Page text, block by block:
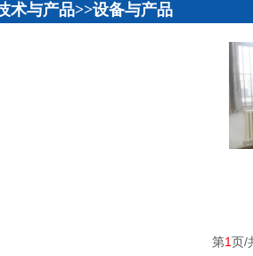
术与产品>>设备与产品
第1页/